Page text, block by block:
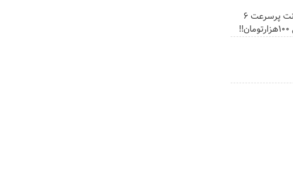
☄️3000گیگ اینترنت پرسرعت 6